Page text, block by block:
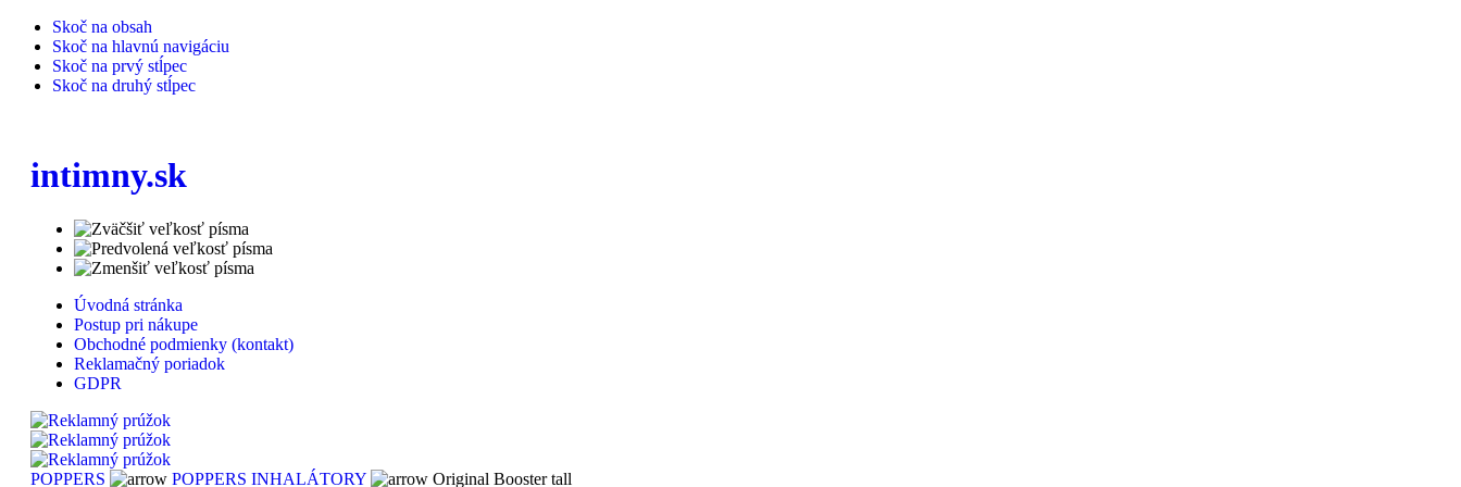
Skoč na obsah
Skoč na hlavnú navigáciu
Skoč na prvý stĺpec
Skoč na druhý stĺpec
intimny.sk
Úvodná stránka
Postup pri nákupe
Obchodné podmienky (kontakt)
Reklamačný poriadok
GDPR
POPPERS POPPERS INHALÁTORY
Original Booster tall